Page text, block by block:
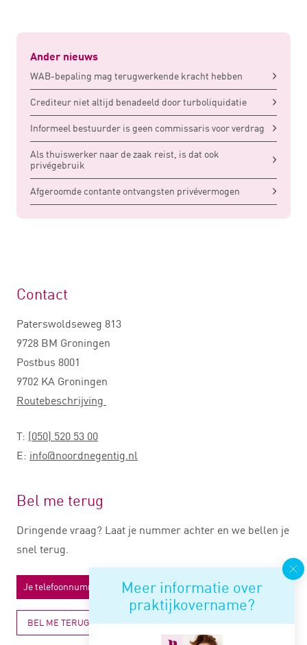
Ander nieuws
WAB-bepaling mag terugwerkende kracht hebben
Crediteur niet altijd benadeeld door turboliquidatie
Informeel bestuurder is geen commissaris voor verdrag
Als thuiswerker naar de zaak reist, is dat ook
privégebruik
Afgeroomde contante ontvangsten privévermogen
Meer informatie over
praktijkovername?
Contact
Paterswoldseweg 813
9728 BM Groningen
Postbus 8001
9702 KA Groningen
Routebeschrijving
T: (050) 520 53 00
E: info@noordnegentig.nl
Bel me terug
Dringende vraag? Laat je nummer achter en we bellen je
snel terug.
BEL ME TERUG